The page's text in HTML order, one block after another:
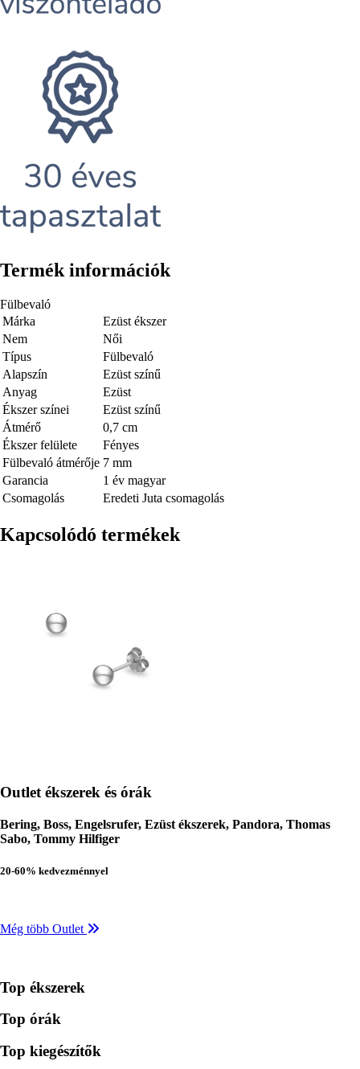
Termék információk
Fülbevaló
Márka
Ezüst ékszer
Nem
Női
Típus
Fülbevaló
Alapszín
Ezüst színű
Anyag
Ezüst
Ékszer színei
Ezüst színű
Átmérő
0,7 cm
Ékszer felülete
Fényes
Fülbevaló átmérője 7 mm
Garancia
1 év magyar
Csomagolás
Eredeti Juta csomagolás
Kapcsolódó termékek
Outlet ékszerek és órák
Bering, Boss, Engelsrufer, Ezüst ékszerek, Pandora, Thomas
Sabo, Tommy Hilfiger
20-60% kedvezménnyel
Még több Outlet
Top ékszerek
Top órák
Top kiegészítők